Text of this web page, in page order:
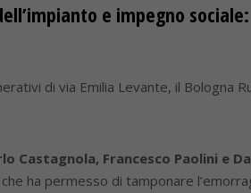
e impegno
di via Emilia Levante, il Bologna
Castagnola, Francesco Paolini e
ha permesso di tamponare